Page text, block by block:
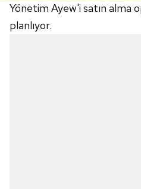
Yönetim Ayew'i satın alma
planlıyor.